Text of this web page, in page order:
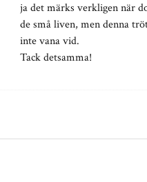
ja det märks verkligen när
de små liven, men denna
inte vana vid.
Tack detsamma!